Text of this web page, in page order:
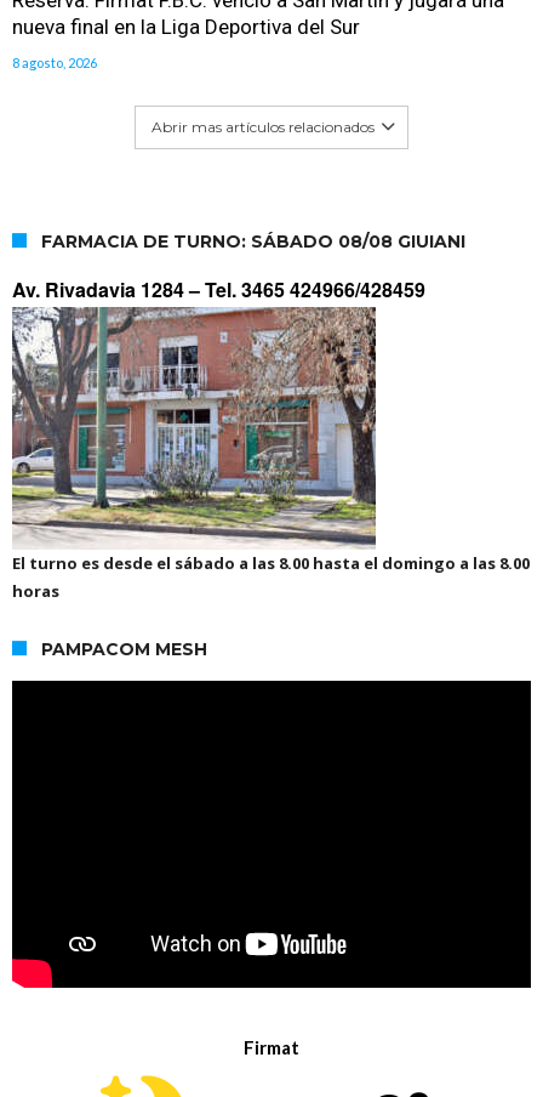
nueva final en la Liga Deportiva del Sur
8 agosto, 2026
Abrir mas artículos relacionados
FARMACIA DE TURNO: SÁBADO 08/08 GIUIANI
Av. Rivadavia 1284 –Tel. 3465 424966/428459
El turno es desde el sábado a las 8.00 hasta el domingo a las 8.00
horas
PAMPACOM MESH
Firmat